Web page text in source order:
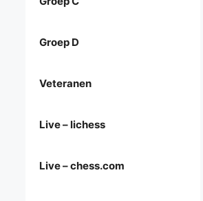
Groep D
Veteranen
Live – lichess
Live – chess.com